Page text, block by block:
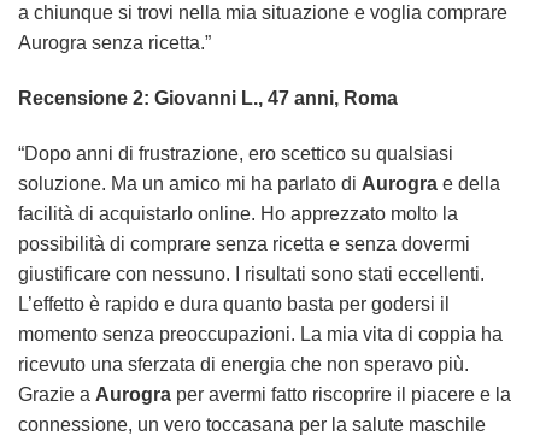
a chiunque si trovi nella mia situazione e voglia comprare
Aurogra senza ricetta.”
Recensione 2: Giovanni L., 47 anni, Roma
“Dopo anni di frustrazione, ero scettico su qualsiasi
soluzione. Ma un amico mi ha parlato di Aurogra e della
facilità di acquistarlo online. Ho apprezzato molto la
possibilità di comprare senza ricetta e senza dovermi
giustificare con nessuno. I risultati sono stati eccellenti.
L’effetto è rapido e dura quanto basta per godersi il
momento senza preoccupazioni. La mia vita di coppia ha
ricevuto una sferzata di energia che non speravo più.
Grazie a Aurogra per avermi fatto riscoprire il piacere e la
connessione, un vero toccasana per la salute maschile